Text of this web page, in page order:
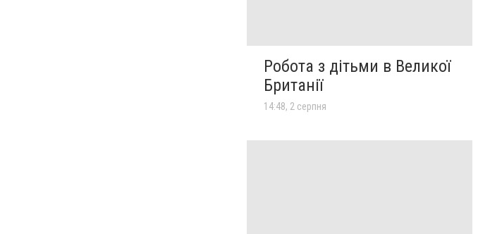
Робота з дітьми в Великої
Британії
14:48, 2 серпня